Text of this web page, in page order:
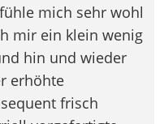
mich sehr wohl
mir ein klein wenig
hin und wieder
erhöhte
frisch